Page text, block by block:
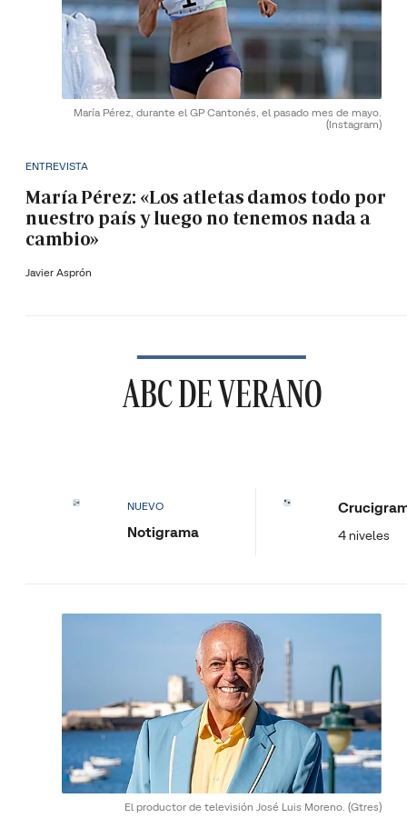
María Pérez, durante el GP Cantonés, el pasado mes de mayo.
(Instagram)
ENTREVISTA
María Pérez: «Los atletas damos todo por
nuestro país y luego no tenemos nada a
cambio»
Javier Asprón
ABC DE VERANO
NUEVO
Notigrama 4 niveles
El productor de televisión José Luis Moreno. (Gtres)